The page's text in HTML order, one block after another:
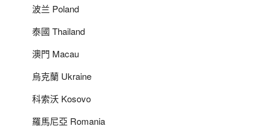
波兰 Poland
泰國 Thailand
澳門 Macau
烏克蘭 Ukraine
科索沃 Kosovo
羅馬尼亞 Romania